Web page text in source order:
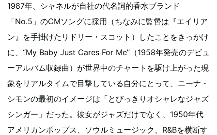
1987年、シャネルが自社の代名詞的香水ブランド
「No.5」のCMソングに採用（ちなみに監督は『エイリア
ン』を手掛けたリドリー・スコット）したことをきっかけ
に、“My Baby Just Cares For Me”（1958年発売のデビュ
ーアルバム収録曲）が世界中のチャートを駆け上がった現
象をリアルタイムで目撃している自分にとって、ニーナ・
シモンの最初のイメージは「とびっきりオシャレなジャズ
シンガー」だった。彼女がジャズだけでなく、1950年代
アメリカンポップス、ソウルミュージック、R&Bを横断す